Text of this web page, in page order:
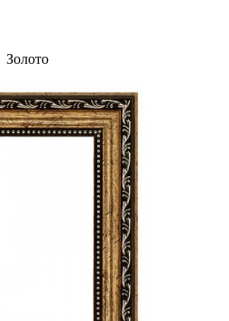
Золото